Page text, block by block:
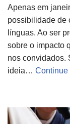
Apenas em
possibilidade de
línguas. Ao ser
sobre o impacto
nos convidados.
ideia… Continue